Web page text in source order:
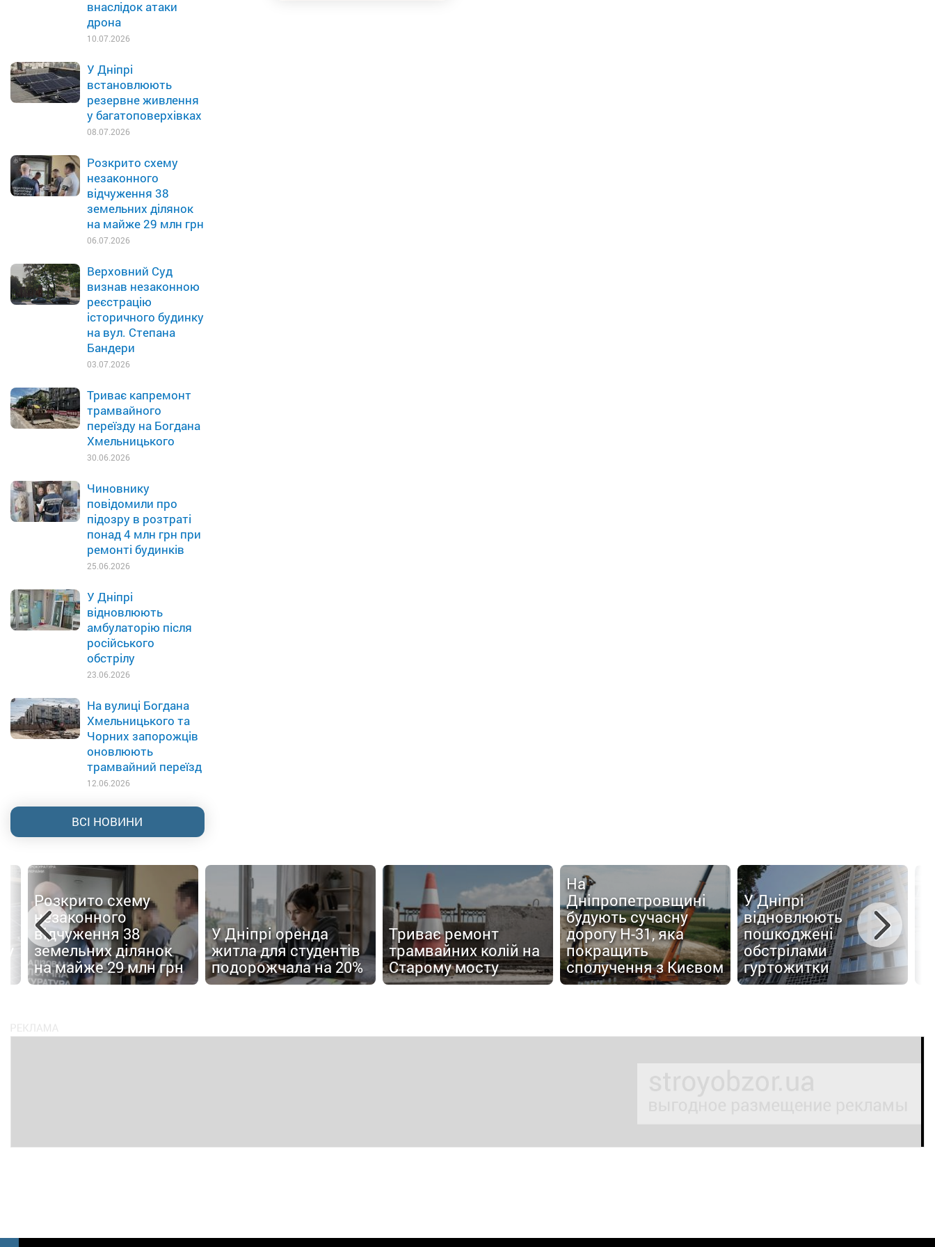
внаслідок атаки
дрона
10.07.2026
У Дніпрі
встановлюють
резервне живлення
у багатоповерхівках
08.07.2026
Розкрито схему
незаконного
відчуження 38
земельних ділянок
на майже 29 млн грн
06.07.2026
Верховний Суд
визнав незаконною
реєстрацію
історичного будинку
на вул. Степана
Бандери
03.07.2026
Триває капремонт
трамвайного
переїзду на Богдана
Хмельницького
30.06.2026
Чиновнику
повідомили про
підозру в розтраті
понад 4 млн грн при
ремонті будинків
25.06.2026
У Дніпрі
відновлюють
амбулаторію після
російського
обстрілу
23.06.2026
На вулиці Богдана
Хмельницького та
Чорних запорожців
оновлюють
трамвайний переїзд
12.06.2026
ВСІ НОВИНИ
у
Розкрито схему
незаконного
відчуження 38
земельних ділянок
на майже 29 млн грн
У Дніпрі оренда
житла для студентів
подорожчала на 20%
Триває ремонт
трамвайних колій на
Старому мосту
На
Дніпропетровщині
будують сучасну
дорогу Н-31, яка
покращить
сполучення з Києвом
У Дніпрі
відновлюють
пошкоджені
обстрілами
гуртожитки